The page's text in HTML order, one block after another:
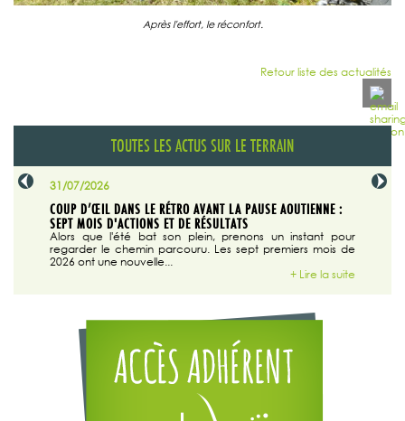
Après l'effort, le réconfort.
Retour liste des actualités
TOUTES LES ACTUS SUR LE TERRAIN
31/07/2026
COUP D’ŒIL DANS LE RÉTRO AVANT LA PAUSE AOUTIENNE :
SEPT MOIS D'ACTIONS ET DE RÉSULTATS
Alors que l'été bat son plein, prenons un instant pour
regarder le chemin parcouru. Les sept premiers mois de
2026 ont une nouvelle...
+ Lire la suite
29/07/